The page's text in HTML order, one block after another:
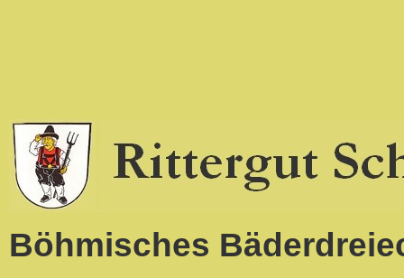
Böhmisches